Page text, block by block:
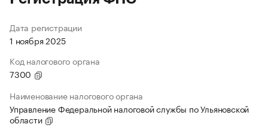
Дата регистрации
1 ноября 2025
Код налогового органа
7300
Наименование налогового органа
Управление Федеральной налоговой службы по Ульяновской
области